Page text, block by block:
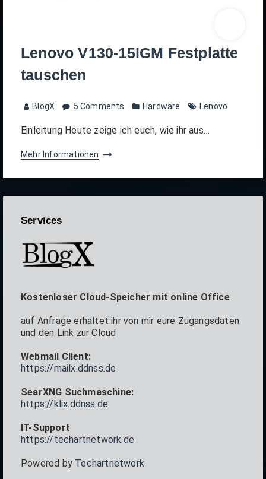
Lenovo V130-15IGM Festplatte
tauschen
BlogX 5 Comments Hardware Lenovo
Einleitung Heute zeige ich euch, wie ihr aus…
Mehr Informationen
Services
Kostenloser Cloud-Speicher mit online Office
auf Anfrage erhaltet ihr von mir eure Zugangsdaten
und den Link zur Cloud
Webmail Client:
https://mailx.ddnss.de
SearXNG Suchmaschine:
https://klix.ddnss.de
IT-Support
https://techartnetwork.de
Powered by Techartnetwork